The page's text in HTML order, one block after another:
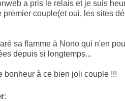
a pris le relais et je suis
premier couple(et oui, les sites
sa flamme à Nono qui n'en
depuis si longtemps...
bonheur à ce bien joli couple !!!
: